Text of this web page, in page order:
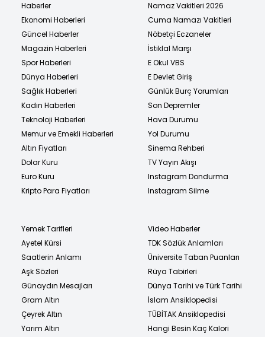
Haberler
Ekonomi Haberleri
Güncel Haberler
Magazin Haberleri
Spor Haberleri
Dünya Haberleri
Sağlık Haberleri
Kadın Haberleri
Teknoloji Haberleri
Memur ve Emekli Haberleri
Altın Fiyatları
Dolar Kuru
Euro Kuru
Kripto Para Fiyatları
Namaz Vakitleri 2026
Cuma Namazı Vakitleri
Nöbetçi Eczaneler
İstiklal Marşı
E Okul VBS
E Devlet Giriş
Günlük Burç Yorumları
Son Depremler
Hava Durumu
Yol Durumu
Sinema Rehberi
TV Yayın Akışı
Instagram Dondurma
Instagram Silme
Yemek Tarifleri
Ayetel Kürsi
Saatlerin Anlamı
Aşk Sözleri
Günaydın Mesajları
Gram Altın
Çeyrek Altın
Yarım Altın
Video Haberler
TDK Sözlük Anlamları
Üniversite Taban Puanları
Rüya Tabirleri
Dünya Tarihi ve Türk Tarihi
İslam Ansiklopedisi
TÜBİTAK Ansiklopedisi
Hangi Besin Kaç Kalori